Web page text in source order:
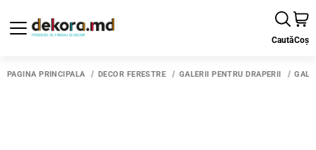
CautăCoș
PAGINA PRINCIPALĂ DECOR FERESTRE GALERII PENTRU DRAPERII